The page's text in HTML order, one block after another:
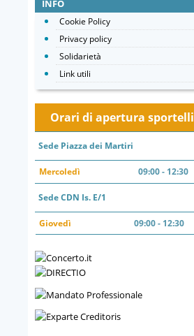
INFO
Cookie Policy
Privacy policy
Solidarietà
Link utili
Orari di apertura sportelli
Sede Piazza dei Martiri
Mercoledì 09:00 - 12:30
Sede CDN Is. E/1
Giovedì 09:00 - 12:30